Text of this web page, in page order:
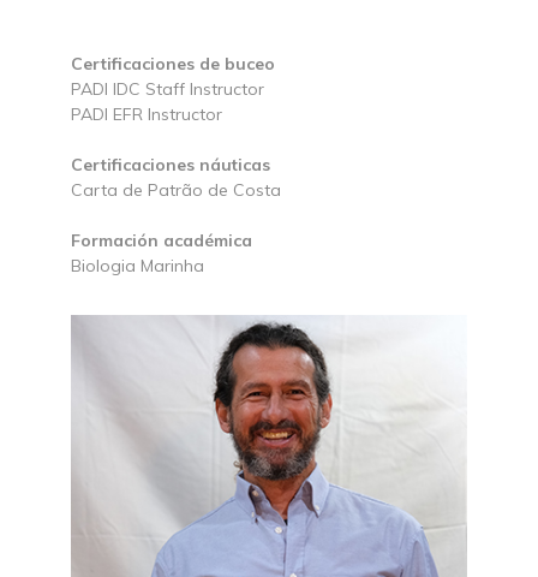
Certificaciones de buceo
PADI IDC Staff Instructor
PADI EFR Instructor
Certificaciones náuticas
Carta de Patrão de Costa
Formación académica
Biologia Marinha